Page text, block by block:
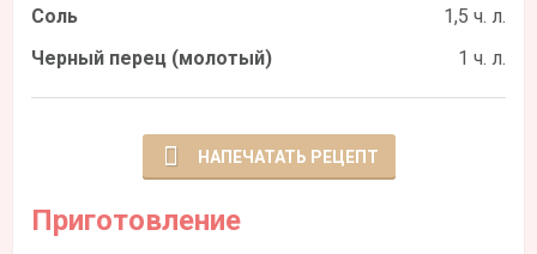
Соль
1,5 ч. л.
Черный перец (молотый)
1 ч. л.
НАПЕЧАТАТЬ РЕЦЕПТ
Приготовление